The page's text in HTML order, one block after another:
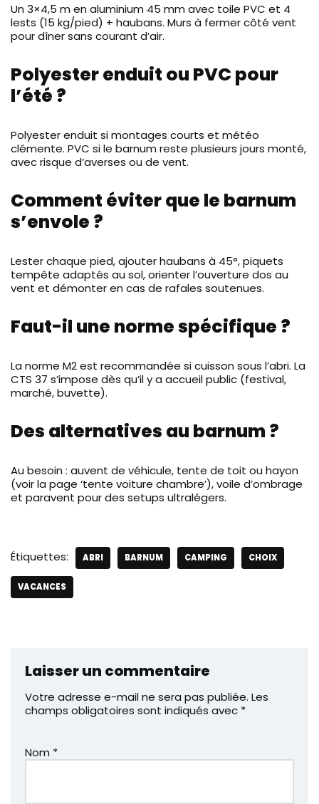
Un 3×4,5 m en aluminium 45 mm avec toile PVC et 4
lests (15 kg/pied) + haubans. Murs à fermer côté vent
pour dîner sans courant d’air.
Polyester enduit ou PVC pour
l’été ?
Polyester enduit si montages courts et météo
clémente. PVC si le barnum reste plusieurs jours monté,
avec risque d’averses ou de vent.
Comment éviter que le barnum
s’envole ?
Lester chaque pied, ajouter haubans à 45°, piquets
tempête adaptés au sol, orienter l’ouverture dos au
vent et démonter en cas de rafales soutenues.
Faut-il une norme spécifique ?
La norme M2 est recommandée si cuisson sous l’abri. La
CTS 37 s’impose dès qu’il y a accueil public (festival,
marché, buvette).
Des alternatives au barnum ?
Au besoin : auvent de véhicule, tente de toit ou hayon
(voir la page ‘tente voiture chambre’), voile d’ombrage
et paravent pour des setups ultralégers.
Étiquettes: ABRI BARNUM CAMPING CHOIX
VACANCES
Laisser un commentaire
Votre adresse e-mail ne sera pas publiée. Les
champs obligatoires sont indiqués avec *
Nom *